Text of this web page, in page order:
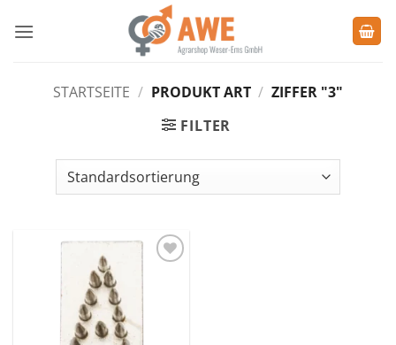
Inhalt
STARTSEITE / PRODUKT ART / ZIFFER "3"
FILTER